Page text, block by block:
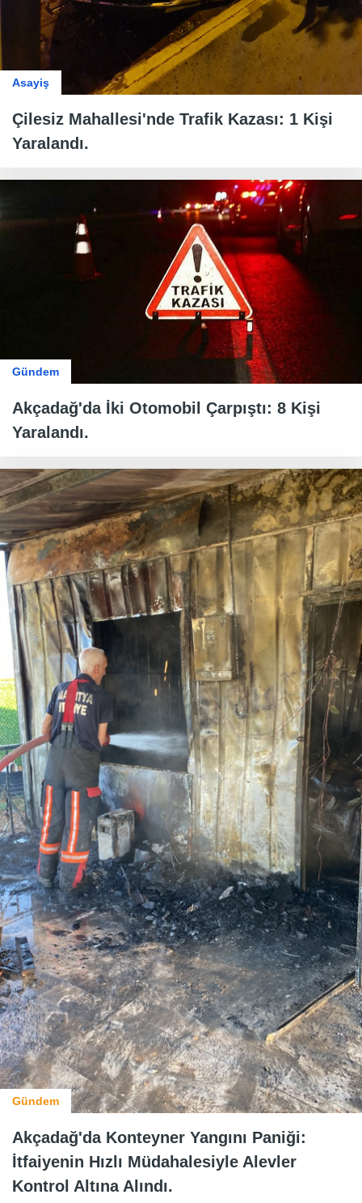
Asayiş
Çilesiz Mahallesi'nde Trafik Kazası: 1 Kişi
Yaralandı.
Gündem
Akçadağ'da İki Otomobil Çarpıştı: 8 Kişi
Yaralandı.
Gündem
Akçadağ'da Konteyner Yangını Paniği:
İtfaiyenin Hızlı Müdahalesiyle Alevler
Kontrol Altına Alındı.